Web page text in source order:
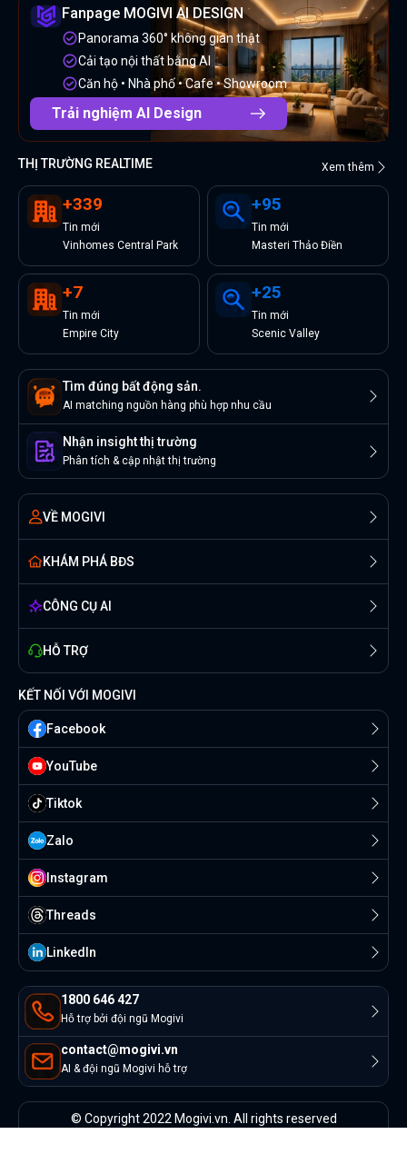
Fanpage MOGIVI AI DESIGN
Panorama 360° không gian thật
Cải tạo nội thất bằng AI
Căn hộ • Nhà phố • Cafe • Showroom
Trải nghiệm AI Design
THỊ TRƯỜNG REALTIME Xem thêm
+339
Tin mới
Vinhomes Central Park
+95
Tin mới
Masteri Thảo Điền
+7
Tin mới
Empire City
+25
Tin mới
Scenic Valley
Tìm đúng bất động sản.
AI matching nguồn hàng phù hợp nhu cầu
Nhận insight thị trường
Phân tích & cập nhật thị trường
VỀ MOGIVI
KHÁM PHÁ BĐS
CÔNG CỤ AI
HỖ TRỢ
1800 646 427
Hỗ trợ bởi đội ngũ Mogivi
contact@mogivi.vn
AI & đội ngũ Mogivi hỗ trợ
KẾT NỐI VỚI MOGIVI
Facebook
YouTube
Tiktok
Zalo
Instagram
Threads
Linkedln
© Copyright 2022 Mogivi.vn. All rights reserved